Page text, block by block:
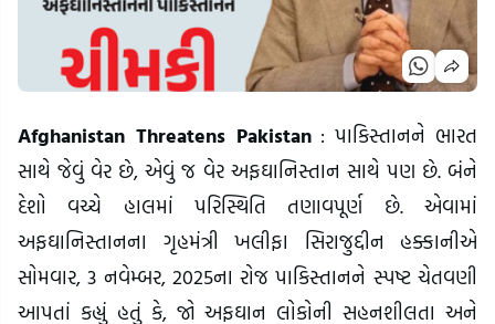
Afghanistan Threatens Pakistan: પાકિસ્તાનને ભારત
સાથે જેવું વેર છે, એવું જ વેર અફઘાનિસ્તાન સાથે પણ છે. બંને
દેશો વચ્ચે હાલમાં પરિસ્થિતિ તણાવપૂર્ણ છે. એવામાં
અફઘાનિસ્તાનના ગૃહમંત્રી ખલીફા સિરાજુદ્દીન હક્કાનીએ
સોમવાર, 3 નવેમ્બર, 2025ના રોજ પાકિસ્તાનને સ્પષ્ટ ચેતવણી
આપતાં કહ્યું હતું કે, જો અફઘાન લોકોની સહનશીલતા અને